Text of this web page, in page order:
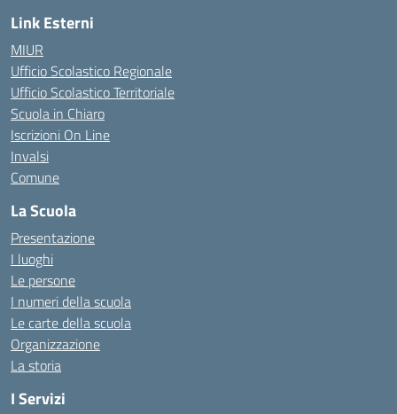
Link Esterni
MIUR
Ufficio Scolastico Regionale
Ufficio Scolastico Territoriale
Scuola in Chiaro
Iscrizioni On Line
Invalsi
Comune
La Scuola
Presentazione
I luoghi
Le persone
I numeri della scuola
Le carte della scuola
Organizzazione
La storia
I Servizi